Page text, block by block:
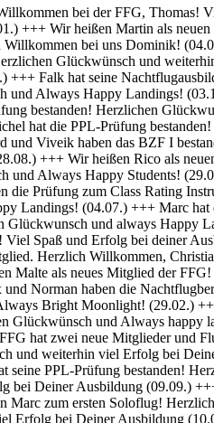
Always Happy Landings. (06.02.) +++ Alexander hat die Theoretische Prüfung bestanden! Herzlichen Glückwunsch und viel Erfolg bei der Praxis. (21.01.) +++ Seit heute haben wir 5 neue BZF Besitzer. Glückwunsch Clemens E, Clemens H, Richard, Robert und Stefan. Super gemacht, weiter so. (19.01.) +++ André startet seine PPL(a) Ausbildung zum 1.1. - viel Erfolg dabei. (17.12.) +++ Die FFG begrüßt herzlich Axel als neues Vollmitglied. (16.12. ) +++ Und wieder einer ohne Lehrer unterwegs- Gratulation Daniel ! (26.10.) +++ Norman hat heute seine Praktische Prüfung bestanden. Herzlichen Glückwunsch und Always Happy Landings (28.10) +++ Glückwunsch Karsten! Die Schülerakte wurde soeben geschlossen :-) Always happy Landings (12.9.) +++ Hendrik ist heute seine ersten Solo-Platzrunden geflogen. Herzlichen Glückwünsch und always happy landings (3.9.) +++ Wir begrüßen Richard als neues Mitglied der FFG und wünschen eine erfolgreiche Ausbildung! (1.9.) +++ Norman hat die Theoretische Prüfung bestanden. Herzlichen Glückwunsch (31.8.) +++ Vincent hat seinen ersten Alleinflug absolviert! Herzlichen Glückwunsch und weiterhin Happy Landings! (26.08.) +++ Wir heißen Clemens E. und Clemens H. als neue Flugschüler willkommen und wünschen eine erfolgreiche Ausbildung! (26.08.) +++ Herzlichen Glückwünsch zum ersten Solo, Luis und always happy landings! (22.08.) +++ Die FFG hat ein neues Vereinsmitglied und einen weiteren Flugschüler. Herzlich Willkommen, Stefan ! (7.8.) +++ Vom „Fußgänger“ zum Luftfahrzeugführer! Lieber Carsten, herzlichen Glückwunsch zur bestandenen PPL-Prüfung! (19.7.) +++ Simon hat seine Praktische Prüfung